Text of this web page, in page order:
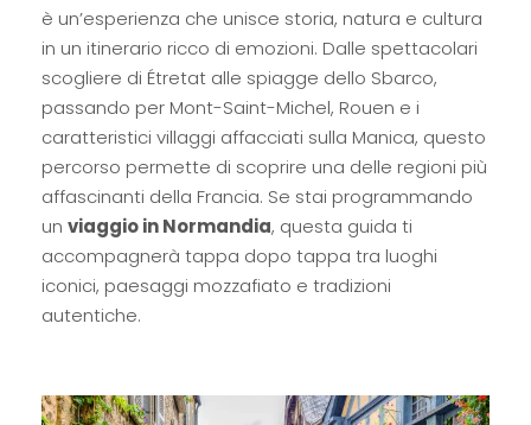
è un’esperienza che unisce storia, natura e cultura
in un itinerario ricco di emozioni. Dalle spettacolari
scogliere di Étretat alle spiagge dello Sbarco,
passando per Mont-Saint-Michel, Rouen e i
caratteristici villaggi affacciati sulla Manica, questo
percorso permette di scoprire una delle regioni più
affascinanti della Francia. Se stai programmando
un viaggio in Normandia, questa guida ti
accompagnerà tappa dopo tappa tra luoghi
iconici, paesaggi mozzafiato e tradizioni
autentiche.